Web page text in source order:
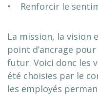
• Renforcir le
La mission, la vision
point d’ancrage
futur. Voici donc les
été choisies par le
les employés